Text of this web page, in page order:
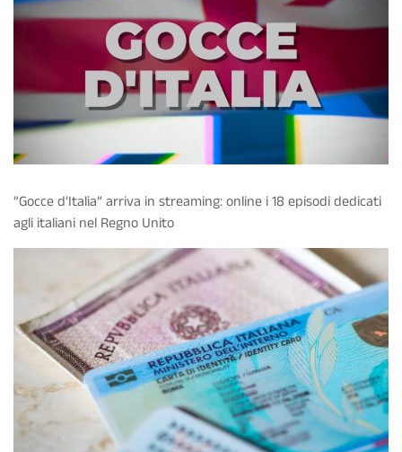
“Gocce d’Italia” arriva in streaming: online i 18 episodi dedicati
agli italiani nel Regno Unito